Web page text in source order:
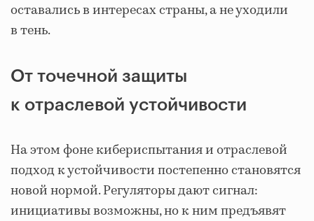
оставались в интересах страны, а не уходили
в тень.
От точечной защиты
к отраслевой устойчивости
На этом фоне кибериспытания и отраслевой
подход к устойчивости постепенно становятся
новой нормой. Регуляторы дают сигнал:
инициативы возможны, но к ним предъявят